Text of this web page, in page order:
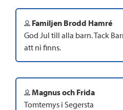
Familjen Brodd Hamré
God Jul till alla barn. Tack
att ni finns.
Magnus och Frida
Tomtemys i Segersta